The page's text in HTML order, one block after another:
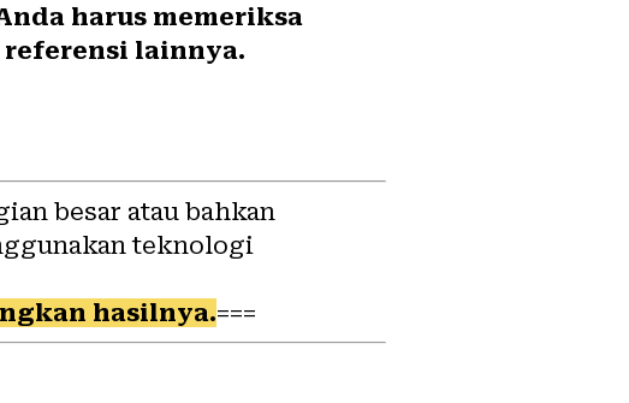
harus memeriksa
lainnya.
besar atau bahkan
teknologi
hasilnya.===